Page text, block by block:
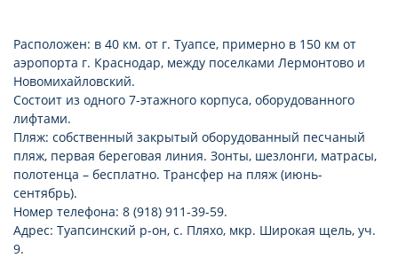
Расположен: в 40 км. от г. Туапсе, примерно в 150 км от
аэропорта г. Краснодар, между поселками Лермонтово и
Новомихайловский.
Состоит из одного 7-этажного корпуса, оборудованного
лифтами.
Пляж: собственный закрытый оборудованный песчаный
пляж, первая береговая линия. Зонты, шезлонги, матрасы,
полотенца – бесплатно. Трансфер на пляж (июнь-
сентябрь).
Номер телефона: 8 (918) 911-39-59.
Адрес: Туапсинский р-он, с. Пляхо, мкр. Широкая щель, уч.
9.